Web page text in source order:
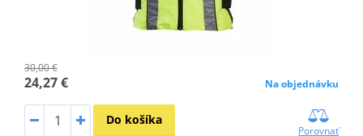
30,00 €
24,27 € Na objednávku
Do košíka
Porovnať